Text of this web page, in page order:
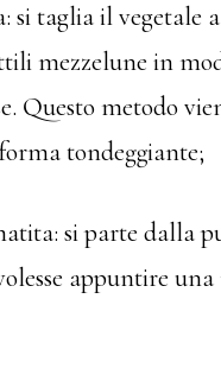
si taglia il vegetale
mezzelune in
Questo metodo
tondeggiante;
si parte dalla
appuntire